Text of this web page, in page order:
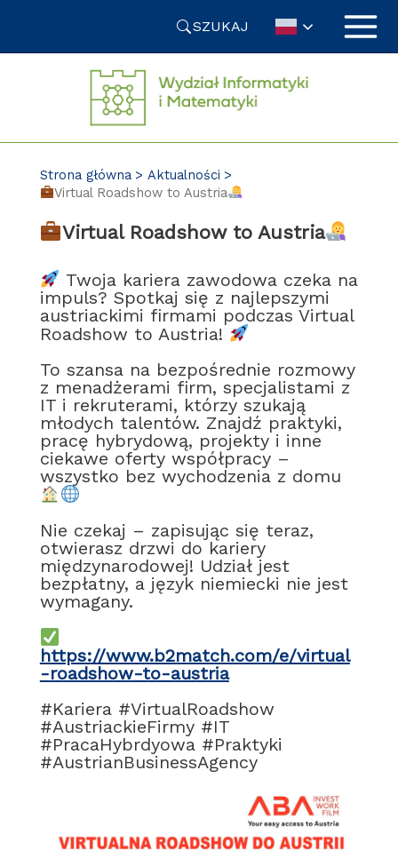
SZUKAJ
Strona główna
Aktualności
Virtual Roadshow to Austria
Virtual Roadshow to Austria
Twoja kariera zawodowa czeka na
impuls? Spotkaj się z najlepszymi
austriackimi firmami podczas Virtual
Roadshow to Austria!
To szansa na bezpośrednie rozmowy
z menadżerami firm, specjalistami z
IT i rekruterami, którzy szukają
młodych talentów. Znajdź praktyki,
pracę hybrydową, projekty i inne
ciekawe oferty współpracy –
wszystko bez wychodzenia z domu
Nie czekaj – zapisując się teraz,
otwierasz drzwi do kariery
międzynarodowej! Udział jest
bezpłatny, a język niemiecki nie jest
wymagany.
https://www.b2match.com/e/virtual
-roadshow-to-austria
#Kariera #VirtualRoadshow
#AustriackieFirmy #IT
#PracaHybrdyowa #Praktyki
#AustrianBusinessAgency